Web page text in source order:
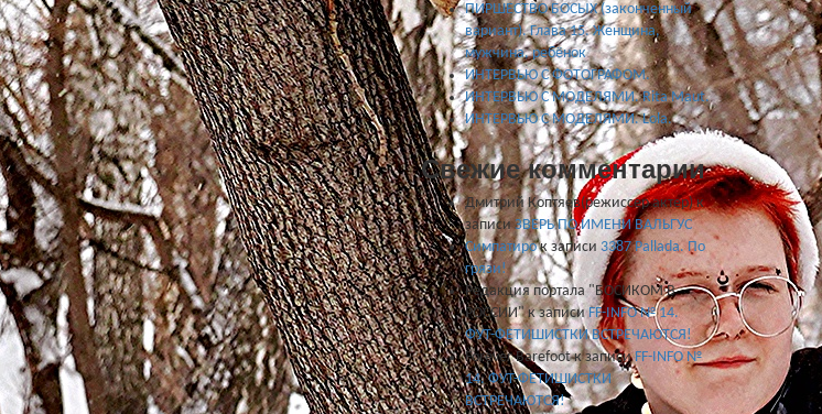
ПИРШЕСТВО БОСЫХ (законченный
вариант). Глава 15. Женщина,
мужчина, ребёнок
ИНТЕРВЬЮ С ФОТОГРАФОМ.
ИНТЕРВЬЮ С МОДЕЛЯМИ. Rita Maut.
ИНТЕРВЬЮ С МОДЕЛЯМИ. Lola.
Свежие комментарии
Дмитрий Коптяев(режиссер актер)к
записиЗВЕРЬ ПО ИМЕНИ ВАЛЬГУС
Симпатирок записи 3387 Pallada. По
грязи!
Редакция портала "БОСИКОМ В
РОССИИ"к записиFF-INFO № 14.
ФУТ-ФЕТИШИСТКИ ВСТРЕЧАЮТСЯ!
Forever Barefootк записиFF-INFO №
14. ФУТ-ФЕТИШИСТКИ
ВСТРЕЧАЮТСЯ!